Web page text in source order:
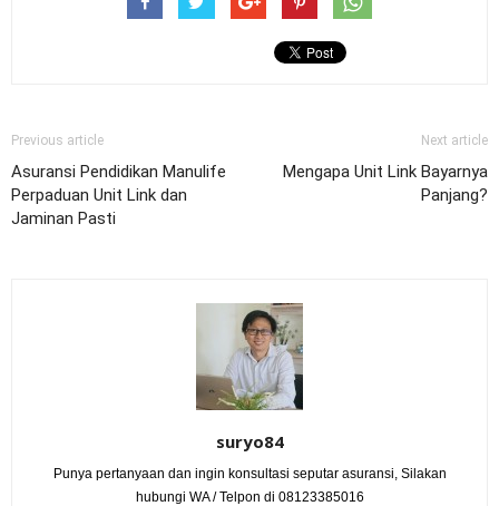
Previous article
Asuransi Pendidikan Manulife
Perpaduan Unit Link dan
Jaminan Pasti
Next article
Mengapa Unit Link Bayarnya
Panjang?
suryo84
Punya pertanyaan dan ingin konsultasi seputar asuransi, Silakan
hubungi WA / Telpon di 08123385016